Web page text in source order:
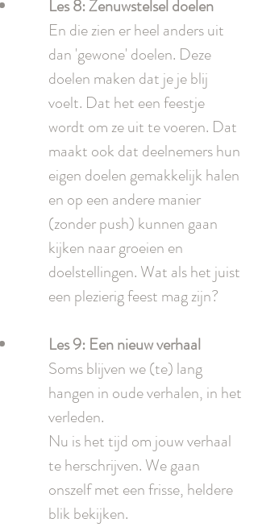
Les 8: Zenuwstelsel doelen
En die zien er heel anders uit
dan 'gewone' doelen. Deze
doelen maken dat je je blij
voelt. Dat het een feestje
wordt om ze uit te voeren. Dat
maakt ook dat deelnemers hun
eigen doelen gemakkelijk halen
en op een andere manier
(zonder push) kunnen gaan
kijken naar groeien en
doelstellingen. Wat als het juist
een plezierig feest mag zijn?
Les 9: Een nieuw verhaal
Soms blijven we (te) lang
hangen in oude verhalen, in het
verleden.
Nu is het tijd om jouw verhaal
te herschrijven. We gaan
onszelf met een frisse, heldere
blik bekijken.